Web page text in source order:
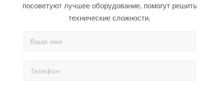
посоветуют лучшее оборудование, помогут решить
технические сложности.